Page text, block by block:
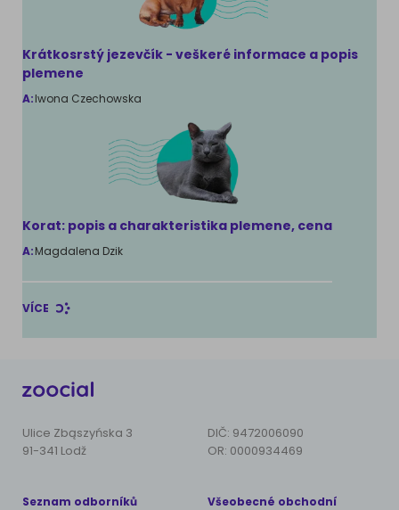
Krátkosrstý jezevčík - veškeré informace a popis
plemene
A:Iwona Czechowska
Korat: popis a charakteristika plemene, cena
A:Magdalena Dzik
VÍCE
Ulice Zbąszyńska 3
91-341 Lodž
DIČ: 9472006090
OR: 0000934469
Seznam odborníků Všeobecné obchodní